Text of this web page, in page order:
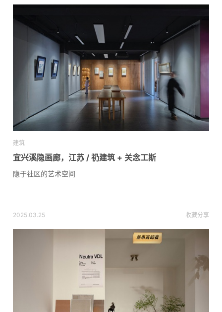
建筑
宜兴溪隐画廊，江苏 / 礽建筑 + 关念工斯
隐于社区的艺术空间
2025.03.25 收藏分享